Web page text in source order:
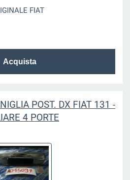
FIAT
POST. DX FIAT 131 -
4 PORTE